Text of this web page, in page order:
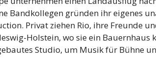
Bandkollegen gründen ihr eigenes
Privat ziehen Rio, ihre Freunde
Holstein, wo sie ein
Studio, um Musik für Bühne